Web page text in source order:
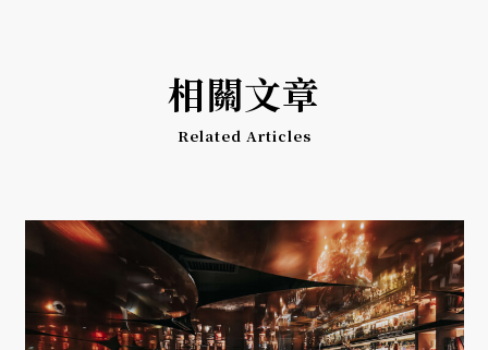
相關文章
Related Articles